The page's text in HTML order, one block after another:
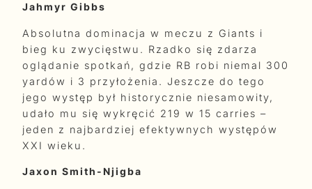
Jahmyr Gibbs
Absolutna dominacja w meczu z Giants i
bieg ku zwycięstwu. Rzadko się zdarza
oglądanie spotkań, gdzie RB robi niemal 300
yardów i 3 przyłożenia. Jeszcze do tego
jego występ był historycznie niesamowity,
udało mu się wykręcić 219 w 15 carries –
jeden z najbardziej efektywnych występów
XXI wieku.
Jaxon Smith-Njigba